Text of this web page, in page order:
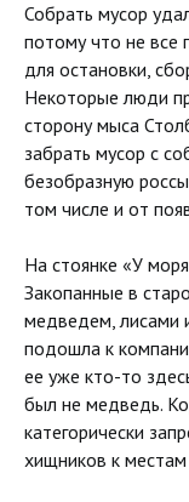
Собрать мусор
потому что не все
для остановки,
Некоторые люди
сторону мыса
забрать мусор с
безобразную
том числе и от
На стоянке «У
Закопанные в
медведем, лисами
подошла к
ее уже кто-то
был не медведь.
категорически
хищников к